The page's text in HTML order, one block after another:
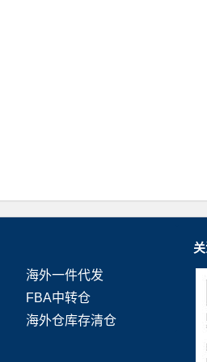
海外一件代发
FBA中转仓
海外仓库存清仓